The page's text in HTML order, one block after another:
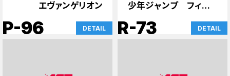
エヴァンゲリオン
P-96 DETAIL
少年ジャンプ フィギュ
ア
R-73 DETAIL